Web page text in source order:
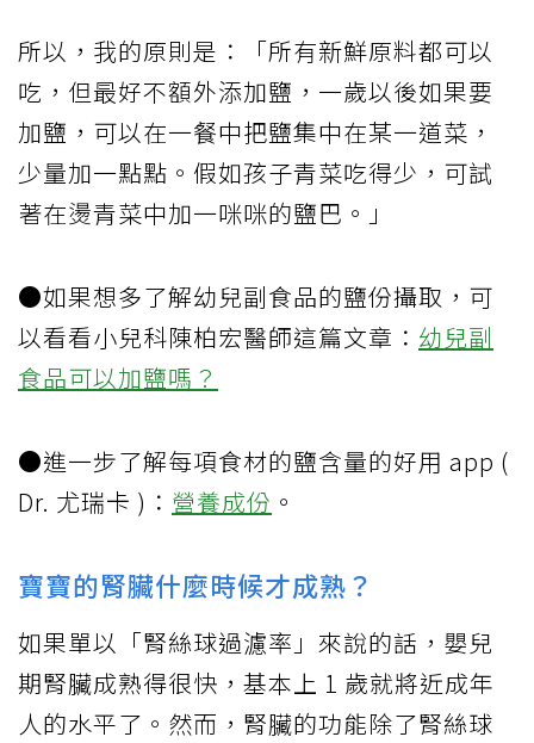
所以，我的原則是：「所有新鮮原料都可以
吃，但最好不額外添加鹽，一歲以後如果要
加鹽，可以在一餐中把鹽集中在某一道菜，
少量加一點點。假如孩子青菜吃得少，可試
著在燙青菜中加一咪咪的鹽巴。」
●如果想多了解幼兒副食品的鹽份攝取，可
以看看小兒科陳柏宏醫師這篇文章： 幼兒副
食品可以加鹽嗎？
●進一步了解每項食材的鹽含量的好用 app (
Dr. 尤瑞卡 )： 營養成份 。
寶寶的腎臟什麼時候才成熟？
如果單以「腎絲球過濾率」來說的話，嬰兒
期腎臟成熟得很快，基本上 1 歲就將近成年
人的水平了。然而，腎臟的功能除了腎絲球